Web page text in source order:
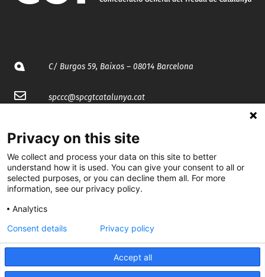
C/ Burgos 59, Baixos – 08014 Barcelona
spccc@spcgtcatalunya.cat
@CGTCatalunya
cgtcatalunya
CGTCatalunya
cgtcatalunya
Privacy on this site
We collect and process your data on this site to better
understand how it is used. You can give your consent to all or
selected purposes, or you can decline them all. For more
information, see our privacy policy.
Analytics
Accept all
Consent details Privacy policy